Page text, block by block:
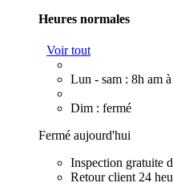
Heures normales
Voir tout
Lun - sam : 8h am
Dim : fermé
Fermé aujourd'hui
Inspection gratuite
Retour client 24